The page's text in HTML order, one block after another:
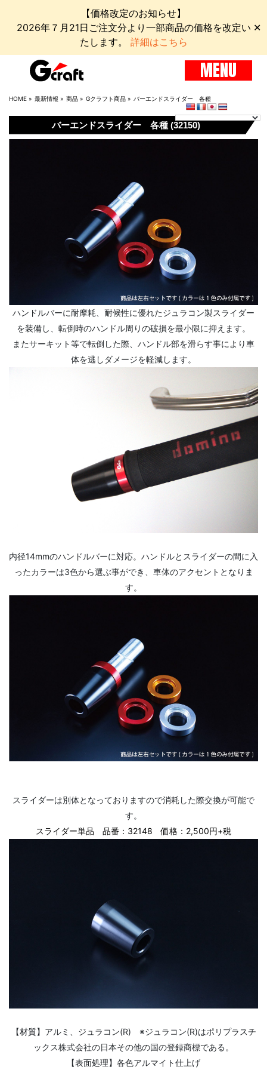
【価格改定のお知らせ】
2026年７月21日ご注文分より一部商品の価格を改定い
たします。 詳細はこちら
✕
MENU
HOME » 最新情報 » 商品 » Gクラフト商品 » バーエンドスライダー 各種
バーエンドスライダー 各種 (32150)
ハンドルバーに耐摩耗、耐候性に優れたジュラコン製スライダー
を装備し、転倒時のハンドル周りの破損を最小限に抑えます。
またサーキット等で転倒した際、ハンドル部を滑らす事により車
体を逃しダメージを軽減します。
内径14mmのハンドルバーに対応。ハンドルとスライダーの間に入
ったカラーは3色から選ぶ事ができ、車体のアクセントとなりま
す。
スライダーは別体となっておりますので消耗した際交換が可能で
す。
スライダー単品 品番：32148 価格：2,500円+税
【材質】アルミ、ジュラコン(R) ※ジュラコン(R)はポリプラスチ
ックス株式会社の日本その他の国の登録商標である。
【表面処理】各色アルマイト仕上げ